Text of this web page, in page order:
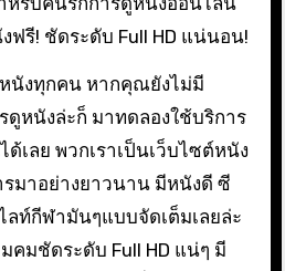
ฟรี! ชัดระดับ Full HD แน่นอน!
นังทุกคน หากคุณยังไม่มี
ดูหนังล่ะก็ มาทดลองใช้บริการ
ด้เลย พวกเราเป็นเว็บไซต์หนัง
มาอย่างยาวนาน มีหนังดี ซี
ลท์กีฬามันๆแบบจัดเต็มเลยล่ะ
คมชัดระดับ Full HD แน่ๆ มี